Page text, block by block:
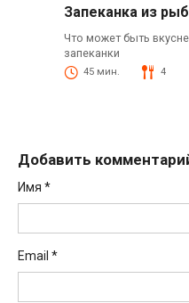
Запеканка из
Что может быть
запеканки
45 мин. 4
Добавить
Имя *
Email *